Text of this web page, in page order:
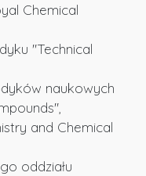
Chemical
"Technical
naukowych
and Chemical
oddziału